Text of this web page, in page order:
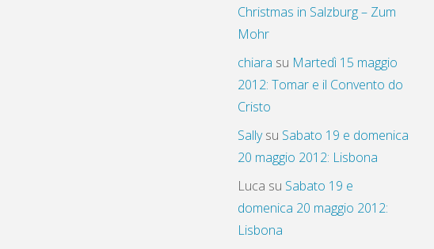
Christmas in Salzburg – Zum
Mohr
chiara su Martedì 15 maggio
2012: Tomar e il Convento do
Cristo
Sallysu Sabato 19 e domenica
20 maggio 2012: Lisbona
Luca su Sabato 19 e
domenica 20 maggio 2012:
Lisbona